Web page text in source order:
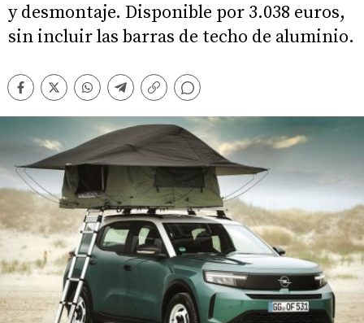
y desmontaje. Disponible por 3.038 euros,
sin incluir las barras de techo de aluminio.
Facebook
TwitterWhatsappTelegram
Copiar
Comentarios